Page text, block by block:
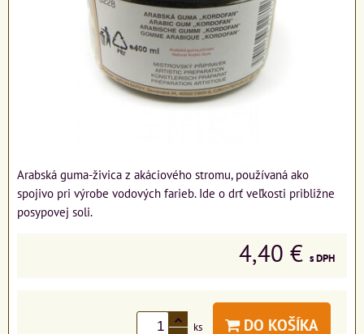
Arabská guma-živica z akáciového stromu, používaná ako
spojivo pri výrobe vodových farieb. Ide o drť veľkosti približne
posypovej soli.
4,40 € s DPH
ks DO KOŠÍKA